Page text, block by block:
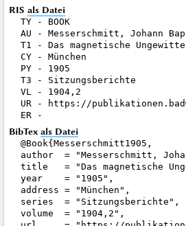
RIS als Datei
TY - BOOK
AU - Messerschmitt, Johann
T1 - Das magnetische
CY - München
PY - 1905
T3 - Sitzungsberichte
VL - 1904,2
UR - https://
BibTex als Datei
@Book{Messerschmitt1905,
author  = "Messerschmitt,
title   = "Das magnetische
year    = "1905",
address = "München",
series  = "Sitzungsberichte",
volume  = "1904,2",